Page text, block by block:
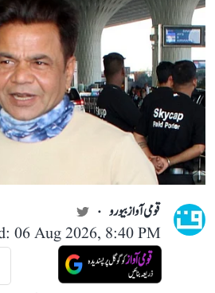
قومی آواز بیورو
06 Aug 2026, 8:40 PM